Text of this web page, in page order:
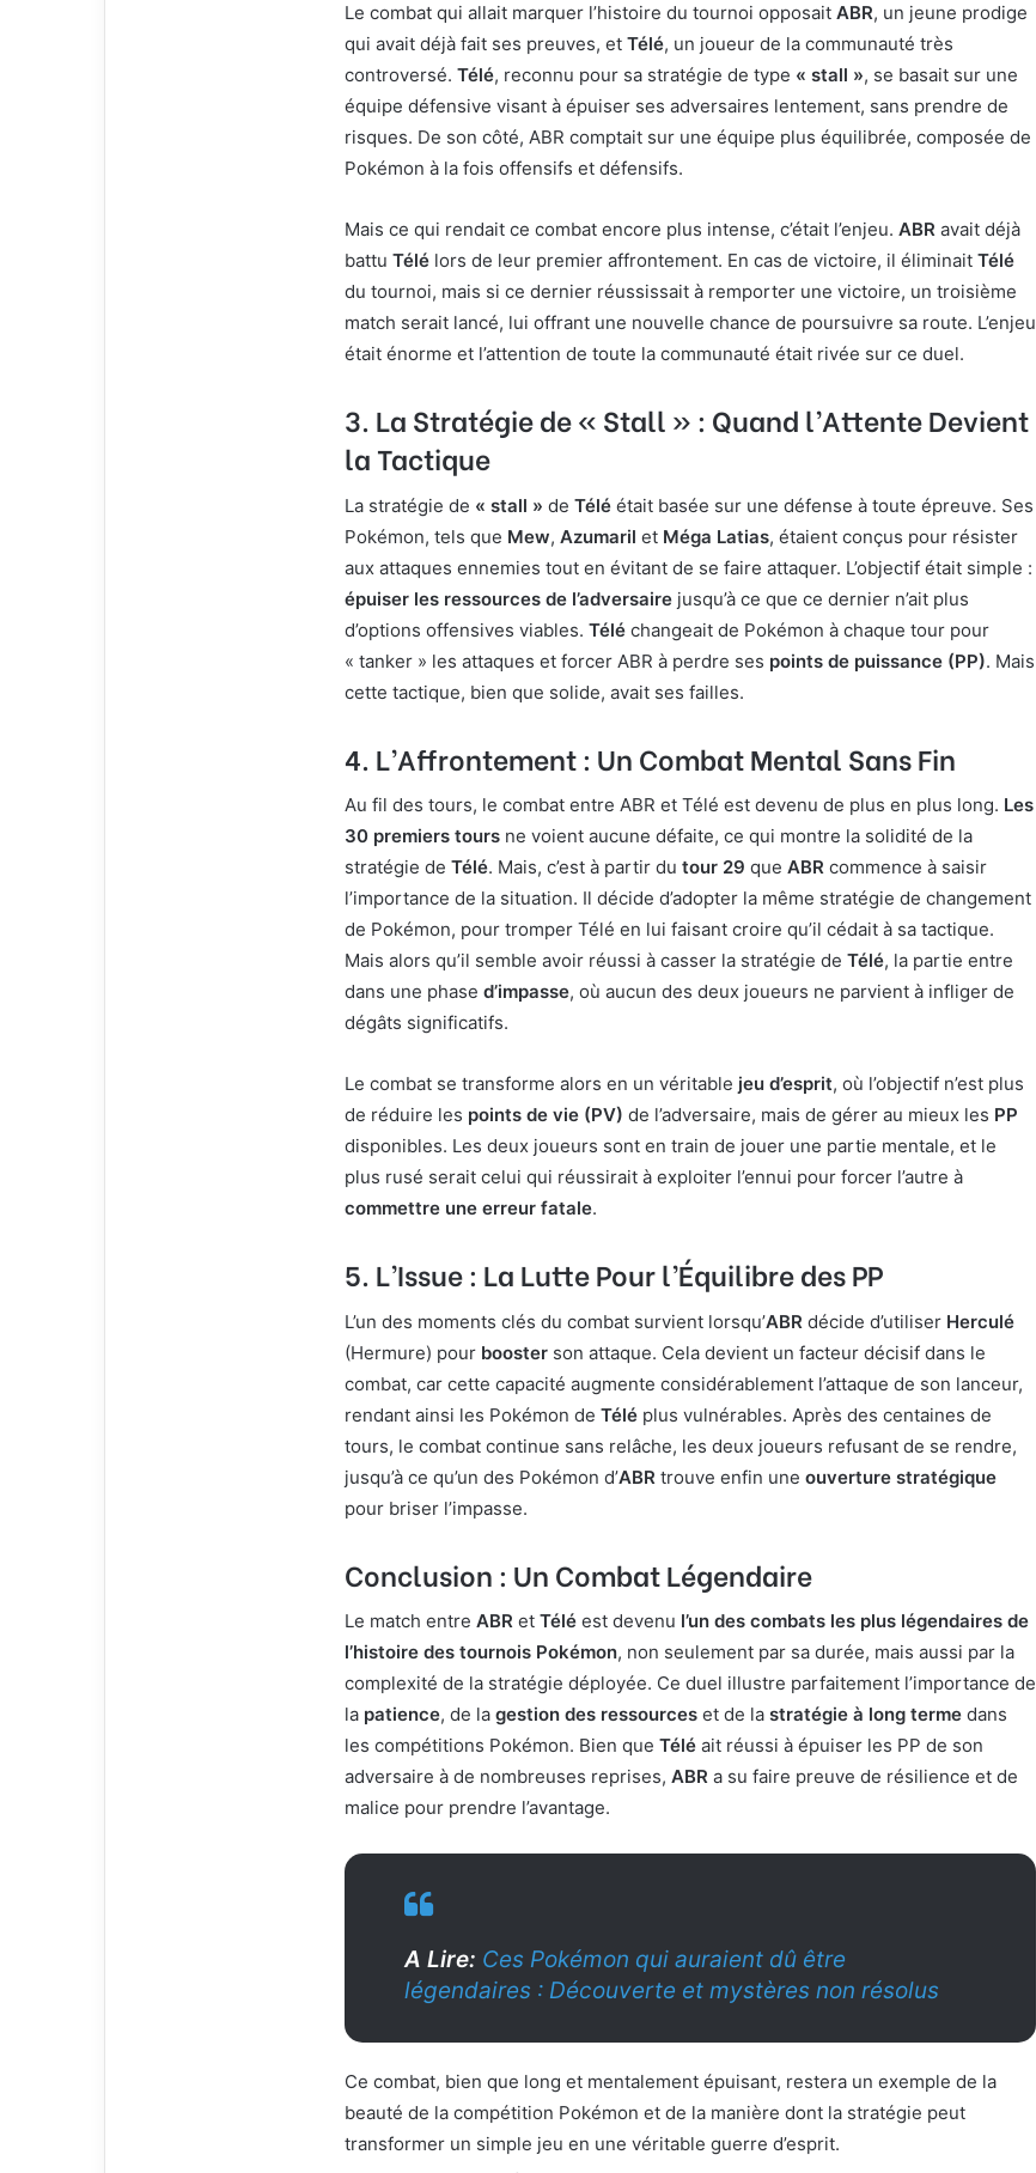
Le combat qui allait marquer l’histoire du tournoi opposait ABR, un jeune prodige
qui avait déjà fait ses preuves, et Télé, un joueur de la communauté très
controversé. Télé, reconnu pour sa stratégie de type « stall », se basait sur une
équipe défensive visant à épuiser ses adversaires lentement, sans prendre de
risques. De son côté, ABR comptait sur une équipe plus équilibrée, composée de
Pokémon à la fois offensifs et défensifs.
Mais ce qui rendait ce combat encore plus intense, c’était l’enjeu. ABR avait déjà
battu Télé lors de leur premier affrontement. En cas de victoire, il éliminait Télé
du tournoi, mais si ce dernier réussissait à remporter une victoire, un troisième
match serait lancé, lui offrant une nouvelle chance de poursuivre sa route. L’enjeu
était énorme et l’attention de toute la communauté était rivée sur ce duel.
3. La Stratégie de « Stall » : Quand l’Attente Devient
la Tactique
La stratégie de « stall » de Télé était basée sur une défense à toute épreuve. Ses
Pokémon, tels que Mew, Azumaril et Méga Latias, étaient conçus pour résister
aux attaques ennemies tout en évitant de se faire attaquer. L’objectif était simple :
épuiser les ressources de l’adversaire jusqu’à ce que ce dernier n’ait plus
d’options offensives viables. Télé changeait de Pokémon à chaque tour pour
« tanker » les attaques et forcer ABR à perdre ses points de puissance (PP). Mais
cette tactique, bien que solide, avait ses failles.
4. L’Affrontement : Un Combat Mental Sans Fin
Au fil des tours, le combat entre ABR et Télé est devenu de plus en plus long. Les
30 premiers tours ne voient aucune défaite, ce qui montre la solidité de la
stratégie de Télé. Mais, c’est à partir du tour 29 que ABR commence à saisir
l’importance de la situation. Il décide d’adopter la même stratégie de changement
de Pokémon, pour tromper Télé en lui faisant croire qu’il cédait à sa tactique.
Mais alors qu’il semble avoir réussi à casser la stratégie de Télé, la partie entre
dans une phase d’impasse, où aucun des deux joueurs ne parvient à infliger de
dégâts significatifs.
Le combat se transforme alors en un véritable jeu d’esprit, où l’objectif n’est plus
de réduire les points de vie (PV) de l’adversaire, mais de gérer au mieux les PP
disponibles. Les deux joueurs sont en train de jouer une partie mentale, et le
plus rusé serait celui qui réussirait à exploiter l’ennui pour forcer l’autre à
commettre une erreur fatale.
5. L’Issue : La Lutte Pour l’Équilibre des PP
L’un des moments clés du combat survient lorsqu’ABR décide d’utiliser Herculé
(Hermure) pour booster son attaque. Cela devient un facteur décisif dans le
combat, car cette capacité augmente considérablement l’attaque de son lanceur,
rendant ainsi les Pokémon de Télé plus vulnérables. Après des centaines de
tours, le combat continue sans relâche, les deux joueurs refusant de se rendre,
jusqu’à ce qu’un des Pokémon d’ABR trouve enfin une ouverture stratégique
pour briser l’impasse.
Conclusion : Un Combat Légendaire
Le match entre ABR et Télé est devenu l’un des combats les plus légendaires de
l’histoire des tournois Pokémon, non seulement par sa durée, mais aussi par la
complexité de la stratégie déployée. Ce duel illustre parfaitement l’importance de
la patience, de la gestion des ressources et de la stratégie à long terme dans
les compétitions Pokémon. Bien que Télé ait réussi à épuiser les PP de son
adversaire à de nombreuses reprises, ABR a su faire preuve de résilience et de
malice pour prendre l’avantage.
A Lire: Ces Pokémon qui auraient dû être
légendaires : Découverte et mystères non résolus
Ce combat, bien que long et mentalement épuisant, restera un exemple de la
beauté de la compétition Pokémon et de la manière dont la stratégie peut
transformer un simple jeu en une véritable guerre d’esprit.